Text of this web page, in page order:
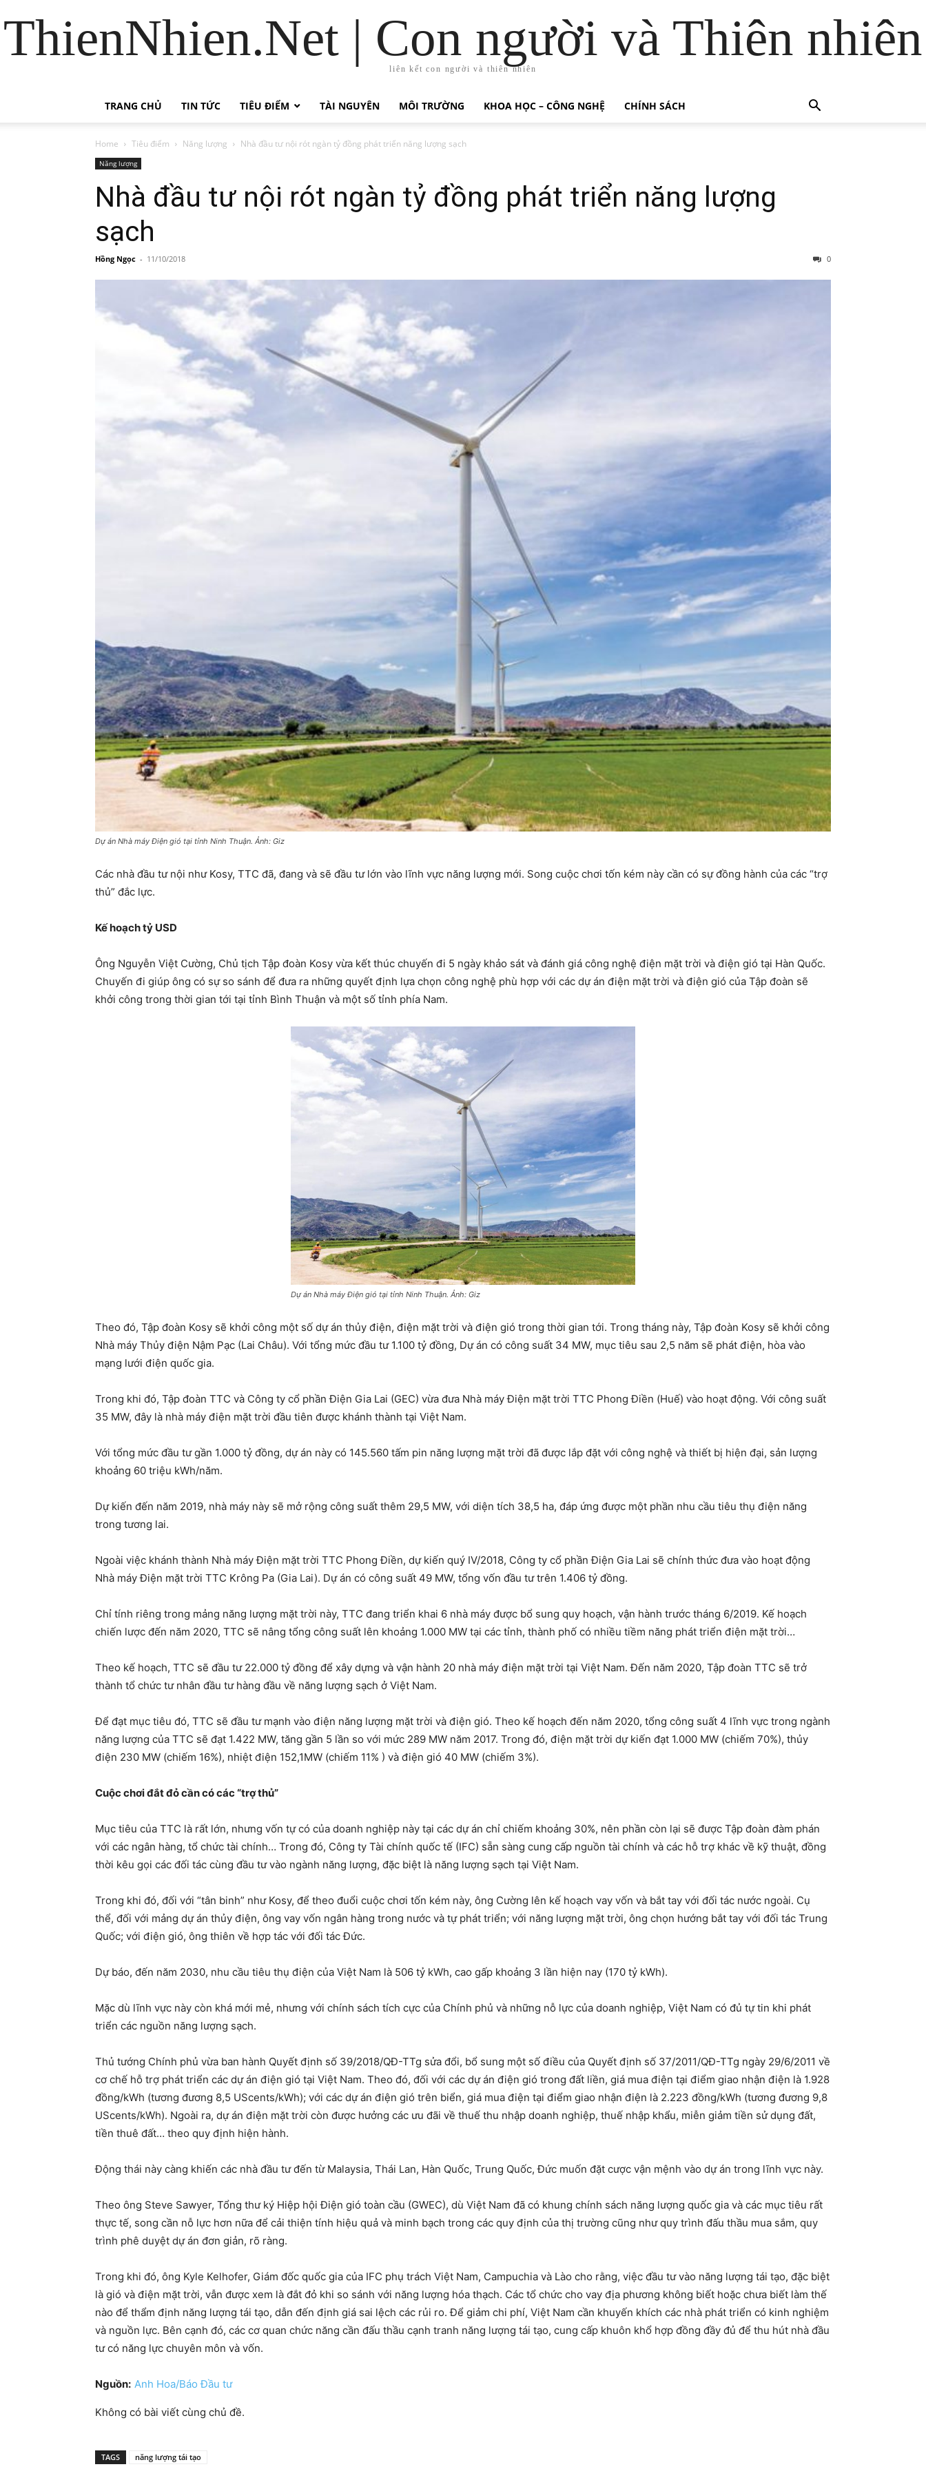
ThienNhien.Net | Con người và Thiên nhiên
liên kết con người và thiên nhiên
TRANG CHỦ TIN TỨC TIÊU ĐIỂM TÀI NGUYÊN MÔI TRƯỜNG KHOA HỌC – CÔNG NGHỆ CHÍNH SÁCH
Home Tiêu điểm Năng lượng Nhà đầu tư nội rót ngàn tỷ đồng phát triển năng lượng sạch
Năng lượng
Nhà đầu tư nội rót ngàn tỷ đồng phát triển năng lượng
sạch
Hồng Ngọc - 11/10/2018 0
Dự án Nhà máy Điện gió tại tỉnh Ninh Thuận. Ảnh: Giz
Các nhà đầu tư nội như Kosy, TTC đã, đang và sẽ đầu tư lớn vào lĩnh vực năng lượng mới. Song cuộc chơi tốn kém này cần có sự đồng hành của các “trợ
thủ” đắc lực.
Kế hoạch tỷ USD
Ông Nguyễn Việt Cường, Chủ tịch Tập đoàn Kosy vừa kết thúc chuyến đi 5 ngày khảo sát và đánh giá công nghệ điện mặt trời và điện gió tại Hàn Quốc.
Chuyến đi giúp ông có sự so sánh để đưa ra những quyết định lựa chọn công nghệ phù hợp với các dự án điện mặt trời và điện gió của Tập đoàn sẽ
khởi công trong thời gian tới tại tỉnh Bình Thuận và một số tỉnh phía Nam.
Dự án Nhà máy Điện gió tại tỉnh Ninh Thuận. Ảnh: Giz
Theo đó, Tập đoàn Kosy sẽ khởi công một số dự án thủy điện, điện mặt trời và điện gió trong thời gian tới. Trong tháng này, Tập đoàn Kosy sẽ khởi công
Nhà máy Thủy điện Nậm Pạc (Lai Châu). Với tổng mức đầu tư 1.100 tỷ đồng, Dự án có công suất 34 MW, mục tiêu sau 2,5 năm sẽ phát điện, hòa vào
mạng lưới điện quốc gia.
Trong khi đó, Tập đoàn TTC và Công ty cổ phần Điện Gia Lai (GEC) vừa đưa Nhà máy Điện mặt trời TTC Phong Điền (Huế) vào hoạt động. Với công suất
35 MW, đây là nhà máy điện mặt trời đầu tiên được khánh thành tại Việt Nam.
Với tổng mức đầu tư gần 1.000 tỷ đồng, dự án này có 145.560 tấm pin năng lượng mặt trời đã được lắp đặt với công nghệ và thiết bị hiện đại, sản lượng
khoảng 60 triệu kWh/năm.
Dự kiến đến năm 2019, nhà máy này sẽ mở rộng công suất thêm 29,5 MW, với diện tích 38,5 ha, đáp ứng được một phần nhu cầu tiêu thụ điện năng
trong tương lai.
Ngoài việc khánh thành Nhà máy Điện mặt trời TTC Phong Điền, dự kiến quý IV/2018, Công ty cổ phần Điện Gia Lai sẽ chính thức đưa vào hoạt động
Nhà máy Điện mặt trời TTC Krông Pa (Gia Lai). Dự án có công suất 49 MW, tổng vốn đầu tư trên 1.406 tỷ đồng.
Chỉ tính riêng trong mảng năng lượng mặt trời này, TTC đang triển khai 6 nhà máy được bổ sung quy hoạch, vận hành trước tháng 6/2019. Kế hoạch
chiến lược đến năm 2020, TTC sẽ nâng tổng công suất lên khoảng 1.000 MW tại các tỉnh, thành phố có nhiều tiềm năng phát triển điện mặt trời…
Theo kế hoạch, TTC sẽ đầu tư 22.000 tỷ đồng để xây dựng và vận hành 20 nhà máy điện mặt trời tại Việt Nam. Đến năm 2020, Tập đoàn TTC sẽ trở
thành tổ chức tư nhân đầu tư hàng đầu về năng lượng sạch ở Việt Nam.
Để đạt mục tiêu đó, TTC sẽ đầu tư mạnh vào điện năng lượng mặt trời và điện gió. Theo kế hoạch đến năm 2020, tổng công suất 4 lĩnh vực trong ngành
năng lượng của TTC sẽ đạt 1.422 MW, tăng gần 5 lần so với mức 289 MW năm 2017. Trong đó, điện mặt trời dự kiến đạt 1.000 MW (chiếm 70%), thủy
điện 230 MW (chiếm 16%), nhiệt điện 152,1MW (chiếm 11% ) và điện gió 40 MW (chiếm 3%).
Cuộc chơi đắt đỏ cần có các “trợ thủ”
Mục tiêu của TTC là rất lớn, nhưng vốn tự có của doanh nghiệp này tại các dự án chỉ chiếm khoảng 30%, nên phần còn lại sẽ được Tập đoàn đàm phán
với các ngân hàng, tổ chức tài chính… Trong đó, Công ty Tài chính quốc tế (IFC) sẵn sàng cung cấp nguồn tài chính và các hỗ trợ khác về kỹ thuật, đồng
thời kêu gọi các đối tác cùng đầu tư vào ngành năng lượng, đặc biệt là năng lượng sạch tại Việt Nam.
Trong khi đó, đối với “tân binh” như Kosy, để theo đuổi cuộc chơi tốn kém này, ông Cường lên kế hoạch vay vốn và bắt tay với đối tác nước ngoài. Cụ
thể, đối với mảng dự án thủy điện, ông vay vốn ngân hàng trong nước và tự phát triển; với năng lượng mặt trời, ông chọn hướng bắt tay với đối tác Trung
Quốc; với điện gió, ông thiên về hợp tác với đối tác Đức.
Dự báo, đến năm 2030, nhu cầu tiêu thụ điện của Việt Nam là 506 tỷ kWh, cao gấp khoảng 3 lần hiện nay (170 tỷ kWh).
Mặc dù lĩnh vực này còn khá mới mẻ, nhưng với chính sách tích cực của Chính phủ và những nỗ lực của doanh nghiệp, Việt Nam có đủ tự tin khi phát
triển các nguồn năng lượng sạch.
Thủ tướng Chính phủ vừa ban hành Quyết định số 39/2018/QĐ-TTg sửa đổi, bổ sung một số điều của Quyết định số 37/2011/QĐ-TTg ngày 29/6/2011 về
cơ chế hỗ trợ phát triển các dự án điện gió tại Việt Nam. Theo đó, đối với các dự án điện gió trong đất liền, giá mua điện tại điểm giao nhận điện là 1.928
đồng/kWh (tương đương 8,5 UScents/kWh); với các dự án điện gió trên biển, giá mua điện tại điểm giao nhận điện là 2.223 đồng/kWh (tương đương 9,8
UScents/kWh). Ngoài ra, dự án điện mặt trời còn được hưởng các ưu đãi về thuế thu nhập doanh nghiệp, thuế nhập khẩu, miễn giảm tiền sử dụng đất,
tiền thuê đất… theo quy định hiện hành.
Động thái này càng khiến các nhà đầu tư đến từ Malaysia, Thái Lan, Hàn Quốc, Trung Quốc, Đức muốn đặt cược vận mệnh vào dự án trong lĩnh vực này.
Theo ông Steve Sawyer, Tổng thư ký Hiệp hội Điện gió toàn cầu (GWEC), dù Việt Nam đã có khung chính sách năng lượng quốc gia và các mục tiêu rất
thực tế, song cần nỗ lực hơn nữa để cải thiện tính hiệu quả và minh bạch trong các quy định của thị trường cũng như quy trình đấu thầu mua sắm, quy
trình phê duyệt dự án đơn giản, rõ ràng.
Trong khi đó, ông Kyle Kelhofer, Giám đốc quốc gia của IFC phụ trách Việt Nam, Campuchia và Lào cho rằng, việc đầu tư vào năng lượng tái tạo, đặc biệt
là gió và điện mặt trời, vẫn được xem là đắt đỏ khi so sánh với năng lượng hóa thạch. Các tổ chức cho vay địa phương không biết hoặc chưa biết làm thế
nào để thẩm định năng lượng tái tạo, dẫn đến định giá sai lệch các rủi ro. Để giảm chi phí, Việt Nam cần khuyến khích các nhà phát triển có kinh nghiệm
và nguồn lực. Bên cạnh đó, các cơ quan chức năng cần đấu thầu cạnh tranh năng lượng tái tạo, cung cấp khuôn khổ hợp đồng đầy đủ để thu hút nhà đầu
tư có năng lực chuyên môn và vốn.
Nguồn: Anh Hoa/Báo Đầu tư
Không có bài viết cùng chủ đề.
TAGS năng lượng tái tạo